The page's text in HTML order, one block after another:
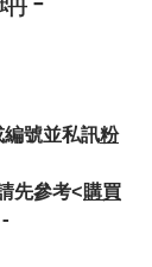
編號並私訊粉
參考<購買